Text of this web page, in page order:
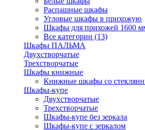
Распашные шкафы
Угловые шкафы в прихожую
Шкафы для прихожей 1600
Все категории (13)
Шкафы ПАЛЬМА
Двухстворчатые
Трехстворчатые
Шкафы книжные
Книжные шкафы со
Шкафы-купе
Двухстворчатые
Трехстворчатые
Шкафы-купе без зеркала
Шкафы-купе с зеркалом